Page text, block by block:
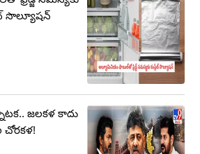
సొల్యూషన్
జలకళ కాదు